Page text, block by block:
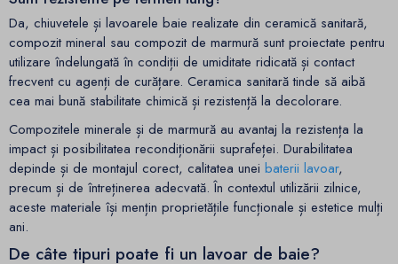
Da, chiuvetele și lavoarele baie realizate din ceramică sanitară,
compozit mineral sau compozit de marmură sunt proiectate pentru
utilizare îndelungată în condiții de umiditate ridicată și contact
frecvent cu agenți de curățare. Ceramica sanitară tinde să aibă
cea mai bună stabilitate chimică și rezistență la decolorare.
Compozitele minerale și de marmură au avantaj la rezistența la
impact și posibilitatea recondiționării suprafeței. Durabilitatea
depinde și de montajul corect, calitatea unei baterii lavoar,
precum și de întreținerea adecvată. În contextul utilizării zilnice,
aceste materiale își mențin proprietățile funcționale și estetice mulți
ani.
De câte tipuri poate fi un lavoar de baie?